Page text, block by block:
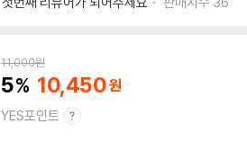
11,000원
5 10,450
YES포인트